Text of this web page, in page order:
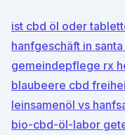
ist cbd öl oder
hanfgeschäft in
gemeindepflege rx
blaubeere cbd
leinsamenöl vs
bio-cbd-öl-labor